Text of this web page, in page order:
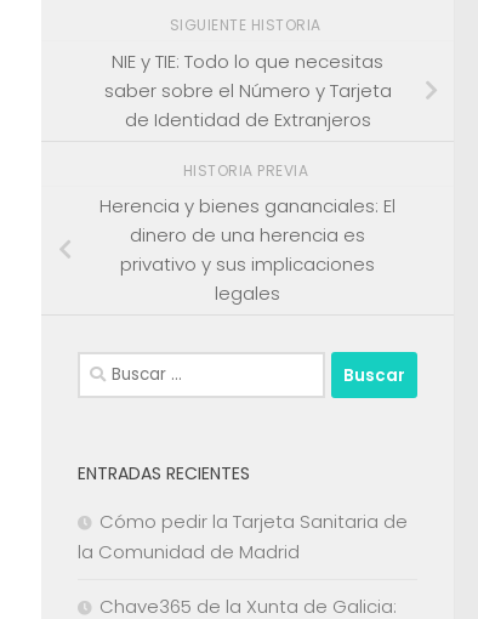
SIGUIENTE HISTORIA
NIE y TIE: Todo lo que necesitas
saber sobre el Número y Tarjeta
de Identidad de Extranjeros
HISTORIA PREVIA
Herencia y bienes gananciales: El
dinero de una herencia es
privativo y sus implicaciones
legales
Buscar:
ENTRADAS RECIENTES
Cómo pedir la Tarjeta Sanitaria de
la Comunidad de Madrid
Chave365 de la Xunta de Galicia: